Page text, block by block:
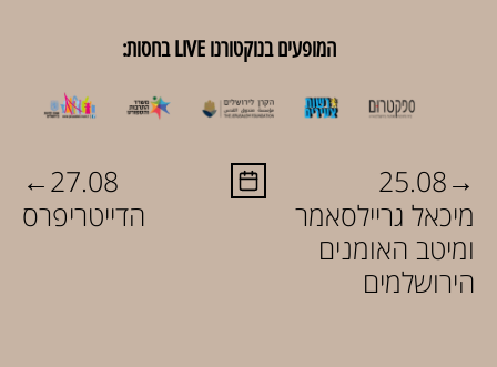
המופעים בנוקטורנו LIVE בחסות:
←27.08
הדייטריפרס
25.08→
מיכאל גריילסאמר
ומיטב האומנים
הירושלמים